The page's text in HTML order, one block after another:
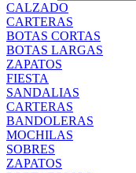
CALZADO
CARTERAS
BOTAS CORTAS
BOTAS LARGAS
ZAPATOS
FIESTA
SANDALIAS
CARTERAS
BANDOLERAS
MOCHILAS
SOBRES
ZAPATOS